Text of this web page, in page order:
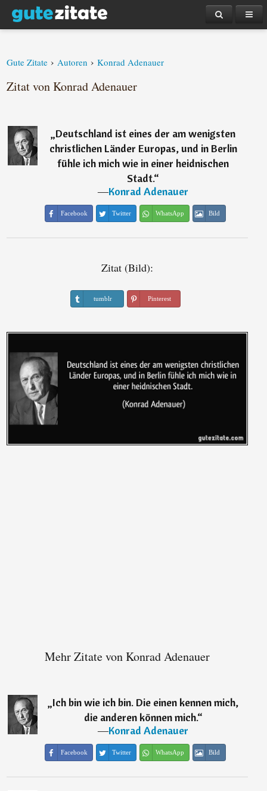
Gute Zitate › Autoren › Konrad Adenauer
Zitat von Konrad Adenauer
„Deutschland ist eines der am wenigsten
christlichen Länder Europas, und in Berlin
fühle ich mich wie in einer heidnischen
Stadt.“
―Konrad Adenauer
Facebook Twitter WhatsApp Bild
Zitat (Bild):
tumblr Pinterest
Mehr Zitate von Konrad Adenauer
„Ich bin wie ich bin. Die einen kennen mich,
die anderen können mich.“
―Konrad Adenauer
Facebook Twitter WhatsApp Bild